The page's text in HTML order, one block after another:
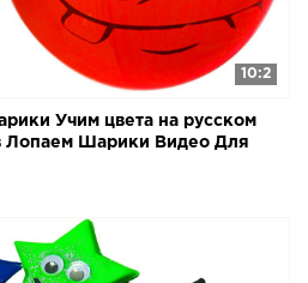
10:2
Учим цвета на русском
Лопаем Шарики Видео Для